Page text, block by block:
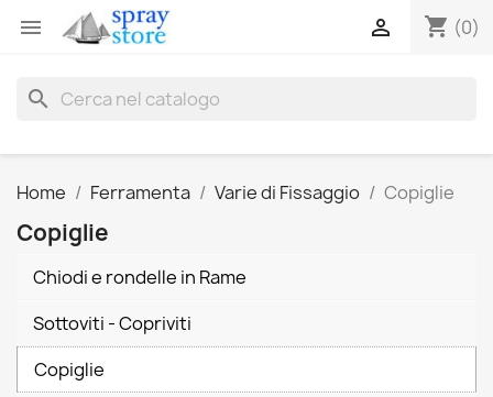
 shopping_cart (0)

search
Home Ferramenta Varie di Fissaggio Copiglie
Copiglie
Chiodi e rondelle in Rame
Sottoviti - Copriviti
Copiglie